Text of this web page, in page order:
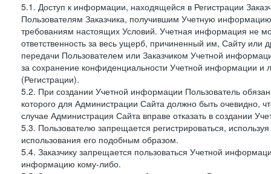
5.1. Доступ к информации, находящейся в Регистрации
Пользователям Заказчика, получившим Учетную
требованиям настоящих Условий. Учетная информация не
ответственность за весь ущерб, причиненный им, Сайту
передачи Пользователем или Заказчиком Учетной
за сохранение конфиденциальности Учетной информации
(Регистрации).
5.2. При создании Учетной информации Пользователь
которого для Администрации Сайта должно быть очевидно,
случае Администрация Сайта вправе отказать в создании
5.3. Пользователю запрещается регистрироваться,
использования его подобным образом.
5.4. Заказчику запрещается пользоваться Учетной
информацию кому-либо.